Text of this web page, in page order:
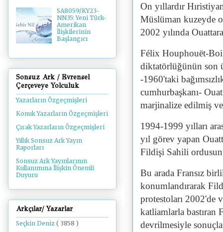
On yıllardır
Müslüman kuzeyde
2002 yılında
Félix Houphouët-
diktatörlüğünün son
-1960'taki
cumhurbaşkanı-
marjinalize edilmiş
1994-1999 yılları
yıl görev yapan
Fildişi Sahili
Bu arada Fransız
konumlandırarak
protestoları 2002'de
katliamlarla bastıran
devrilmesiyle
SA8059/KY23-
NN35: Yeni Türk-
Amerikan
İlişkilerinin
Başlangıcı
Sonsuz Ark / Evrensel
Çerçeveye Yolculuk
Yazarların Özgeçmişleri
Konuk Yazarların Özgeçmişleri
Çırak Yazarların Özgeçmişleri
Yıllık Sonsuz Ark Yayın
Raporları
Sonsuz Ark Yayınlarının
Kullanımına İlişkin Önemli
Duyuru
Arkçılar/ Yazarlar
Seçkin Deniz ( 3858 )